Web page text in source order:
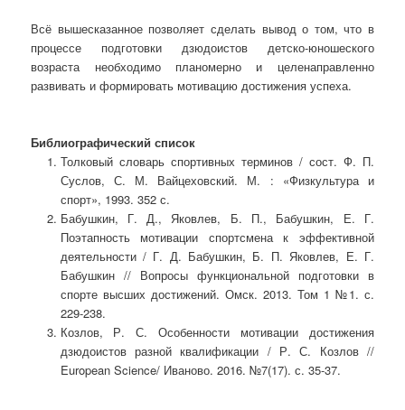
Всё вышесказанное позволяет сделать вывод о том, что в
процессе подготовки дзюдоистов детско-юношеского
возраста необходимо планомерно и целенаправленно
развивать и формировать мотивацию достижения успеха.
Библиографический список
Толковый словарь спортивных терминов / сост. Ф. П.
Суслов, С. М. Вайцеховский. М. : «Физкультура и
спорт», 1993. 352 с.
Бабушкин, Г. Д., Яковлев, Б. П., Бабушкин, Е. Г.
Поэтапность мотивации спортсмена к эффективной
деятельности / Г. Д. Бабушкин, Б. П. Яковлев, Е. Г.
Бабушкин // Вопросы функциональной подготовки в
спорте высших достижений. Омск. 2013. Том 1 №1. с.
229-238.
Козлов, Р. С. Особенности мотивации достижения
дзюдоистов разной квалификации / Р. С. Козлов //
European Science/ Иваново. 2016. №7(17). с. 35-37.